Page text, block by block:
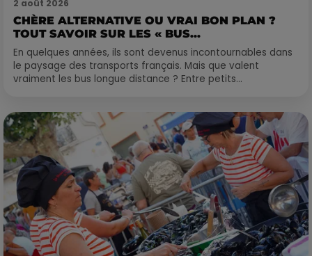
2 août 2026
CHÈRE ALTERNATIVE OU VRAI BON PLAN ?
TOUT SAVOIR SUR LES « BUS...
En quelques années, ils sont devenus incontournables dans
le paysage des transports français. Mais que valent
vraiment les bus longue distance ? Entre petits...